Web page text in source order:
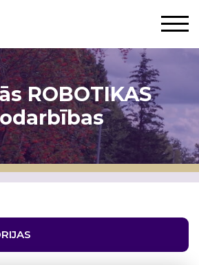
ROBOTIKAS